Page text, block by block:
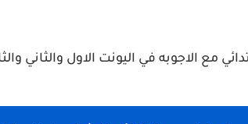
مع الاجوبه في اليونت الاول والثاني